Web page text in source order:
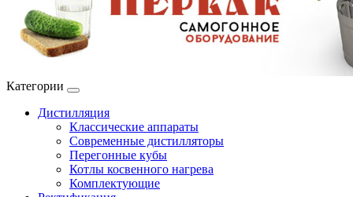
Категории
Дистилляция
Классические аппараты
Современные дистилляторы
Перегонные кубы
Котлы косвенного нагрева
Комплектующие